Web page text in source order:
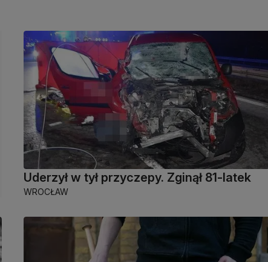
Uderzył w tył przyczepy. Zginął 81-latek
WROCŁAW